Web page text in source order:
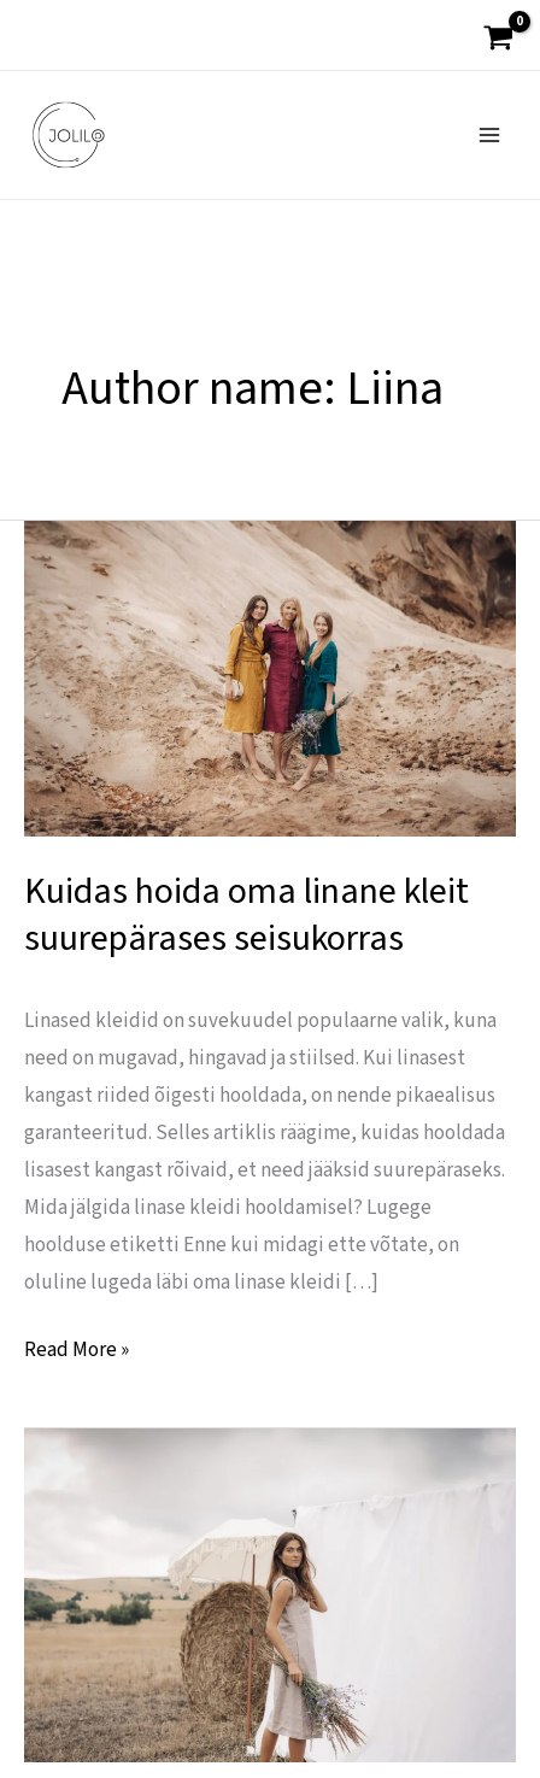
Author name: Liina
Kuidas hoida oma linane kleit
suurepärases seisukorras
Linased kleidid on suvekuudel populaarne valik, kuna
need on mugavad, hingavad ja stiilsed. Kui linasest
kangast riided õigesti hooldada, on nende pikaealisus
garanteeritud. Selles artiklis räägime, kuidas hooldada
lisasest kangast rõivaid, et need jääksid suurepäraseks.
Mida jälgida linase kleidi hooldamisel? Lugege
hoolduse etiketti Enne kui midagi ette võtate, on
oluline lugeda läbi oma linase kleidi […]
Kuidas
hoida
oma
linane
kleit
suurepärases
seisukorras
Read More »
Miks